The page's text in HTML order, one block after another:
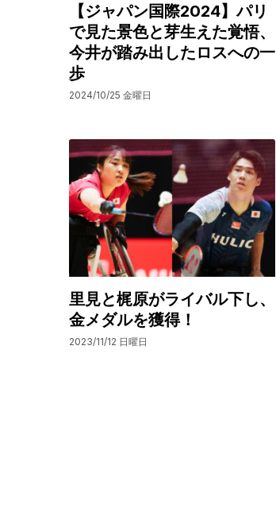
【ジャパン国際2024】パリ
で見た景色と芽生えた覚悟、
今井が踏み出したロスへの一
歩
2024/10/25 金曜日
里見と梶原がライバル下し、
金メダルを獲得！
2023/11/12 日曜日